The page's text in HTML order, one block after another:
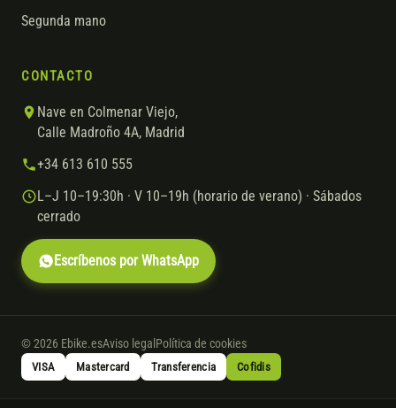
Segunda mano
CONTACTO
Nave en Colmenar Viejo,
Calle Madroño 4A, Madrid
+34 613 610 555
L–J 10–19:30h · V 10–19h (horario de verano) · Sábados
cerrado
Escríbenos por WhatsApp
© 2026 Ebike.esAviso legal Política de cookies
VISA Mastercard Transferencia Cofidis